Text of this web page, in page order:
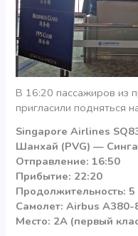
В 16:20 пассажиров из
пригласили подняться
Singapore Airlines
Шанхай (PVG) —
Отправление: 16:50
Прибытие: 22:20
Продолжительность: 5
Самолет: Airbus A380-
Место: 2A (первый